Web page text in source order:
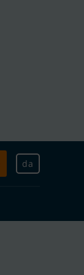
da